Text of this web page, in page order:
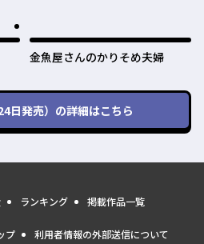
金魚屋さんのかりそめ夫婦
日発売） の詳細はこちら
ランキング 掲載作品一覧
プ 利用者情報の外部送信について